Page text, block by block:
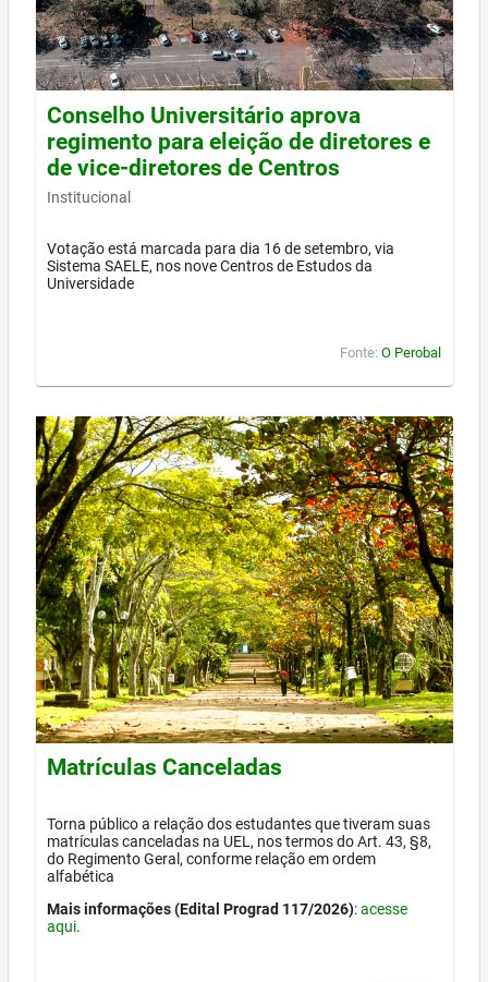
Conselho Universitário aprova
regimento para eleição de diretores e
de vice-diretores de Centros
Institucional
Votação está marcada para dia 16 de setembro, via
Sistema SAELE, nos nove Centros de Estudos da
Universidade
Fonte: O Perobal
Matrículas Canceladas
Torna público a relação dos estudantes que tiveram suas
matrículas canceladas na UEL, nos termos do Art. 43, §8,
do Regimento Geral, conforme relação em ordem
alfabética
Mais informações (Edital Prograd 117/2026):acesse
aqui.